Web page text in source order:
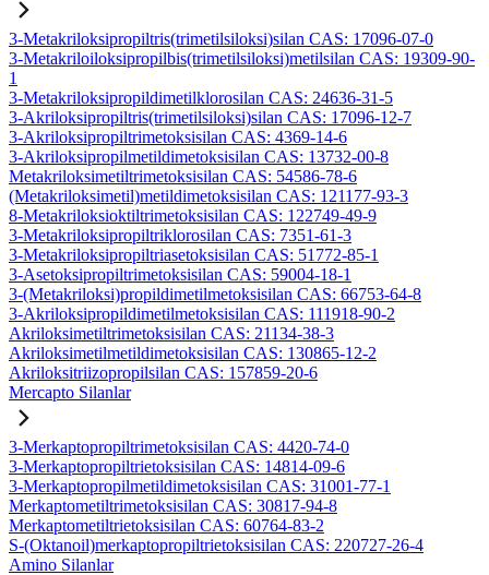
3-Metakriloksipropiltris(trimetilsiloksi)silan CAS: 17096-07-0
3-Metakriloiloksipropilbis(trimetilsiloksi)metilsilan CAS: 19309-90-
1
3-Metakriloksipropildimetilklorosilan CAS: 24636-31-5
3-Akriloksipropiltris(trimetilsiloksi)silan CAS: 17096-12-7
3-Akriloksipropiltrimetoksisilan CAS: 4369-14-6
3-Akriloksipropilmetildimetoksisilan CAS: 13732-00-8
Metakriloksimetiltrimetoksisilan CAS: 54586-78-6
(Metakriloksimetil)metildimetoksisilan CAS: 121177-93-3
8-Metakriloksioktiltrimetoksisilan CAS: 122749-49-9
3-Metakriloksipropiltriklorosilan CAS: 7351-61-3
3-Metakriloksipropiltriasetoksisilan CAS: 51772-85-1
3-Asetoksipropiltrimetoksisilan CAS: 59004-18-1
3-(Metakriloksi)propildimetilmetoksisilan CAS: 66753-64-8
3-Akriloksipropildimetilmetoksisilan CAS: 111918-90-2
Akriloksimetiltrimetoksisilan CAS: 21134-38-3
Akriloksimetilmetildimetoksisilan CAS: 130865-12-2
Akriloksitriizopropilsilan CAS: 157859-20-6
Mercapto Silanlar
3-Merkaptopropiltrimetoksisilan CAS: 4420-74-0
3-Merkaptopropiltrietoksisilan CAS: 14814-09-6
3-Merkaptopropilmetildimetoksisilan CAS: 31001-77-1
Merkaptometiltrimetoksisilan CAS: 30817-94-8
Merkaptometiltrietoksisilan CAS: 60764-83-2
S-(Oktanoil)merkaptopropiltrietoksisilan CAS: 220727-26-4
Amino Silanlar